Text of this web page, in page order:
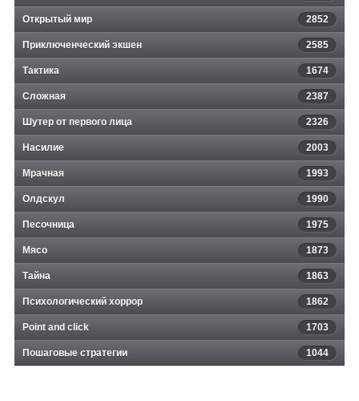
Открытый мир 2852
Приключенческий экшен 2585
Тактика 1674
Сложная 2387
Шутер от первого лица 2326
Насилие 2003
Мрачная 1993
Олдскул 1990
Песочница 1975
Мясо 1873
Тайна 1863
Психологический хоррор 1862
Point and click 1703
Пошаговые стратегии 1044